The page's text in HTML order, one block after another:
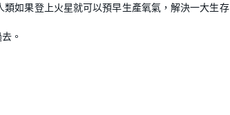
如果登上火星就可以預早生產氧氣，解決一大生存
。